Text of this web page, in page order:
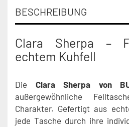
BESCHREIBUNG
Clara Sherpa –
echtem Kuhfell
Die Clara Sherpa von
außergewöhnliche
Charakter. Gefertigt aus
jede Tasche durch ihre